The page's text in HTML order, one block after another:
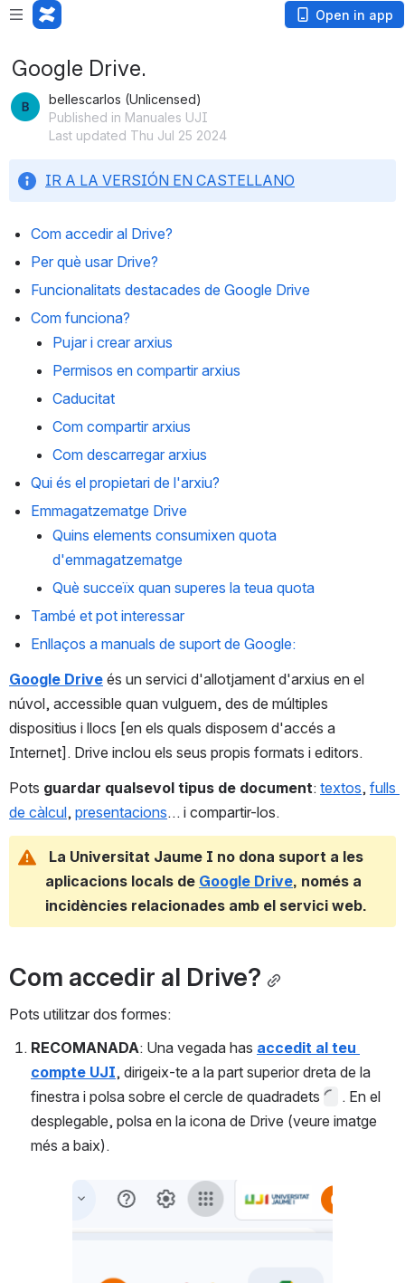
Open in app
Google Drive.
bellescarlos (Unlicensed)
Published in Manuales UJI
Last updated Thu Jul 25 2024
IR A LA VERSIÓN EN CASTELLANO
Com accedir al Drive?
Per què usar Drive?
Funcionalitats destacades de Google Drive
Com funciona?
Pujar i crear arxius
Permisos en compartir arxius
Caducitat
Com compartir arxius
Com descarregar arxius
Qui és el propietari de l'arxiu?
Emmagatzematge Drive
Quins elements consumixen quota
d'emmagatzematge
Què succeïx quan superes la teua quota
També et pot interessar
Enllaços a manuals de suport de Google:
Google Drive és un servici d'allotjament d'arxius en el
núvol, accessible quan vulguem, des de múltiples
dispositius i llocs [en els quals disposem d'accés a
Internet]. Drive inclou els seus propis formats i editors.
Pots guardar qualsevol tipus de document: textos, fulls
de càlcul, presentacions… i compartir-los.
aplicacions locals de Google Drive, només a
incidències relacionades amb el servici web.
Com accedir al Drive?
Pots utilitzar dos formes:
RECOMANADA: Una vegada has accedit al teu
compte UJI, dirigeix-te a la part superior dreta de la
finestra i polsa sobre el cercle de quadradets
. En el
desplegable, polsa en la icona de Drive (veure imatge
més a baix).